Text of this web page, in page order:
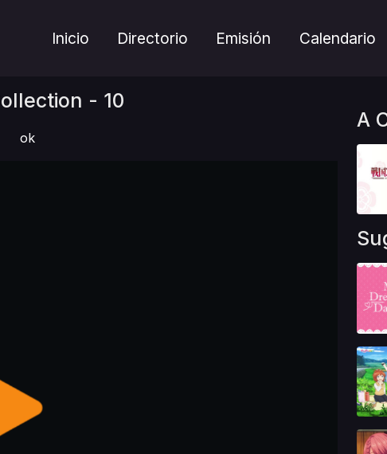
Inicio Directorio Emisión Calendario
- 10
ok
A